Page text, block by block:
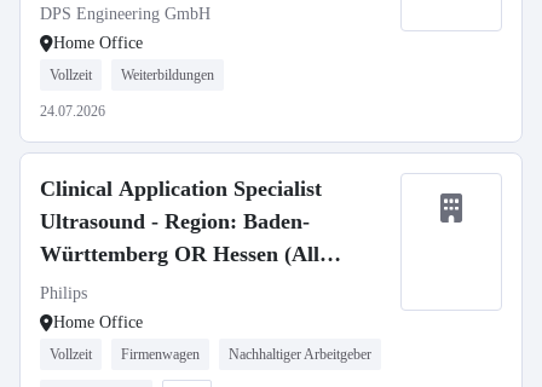
DPS Engineering GmbH
Home Office
Vollzeit Weiterbildungen
24.07.2026
Clinical Application Specialist
Ultrasound - Region: Baden-
Württemberg OR Hessen (All
Genders)
Philips
Home Office
Vollzeit Firmenwagen Nachhaltiger Arbeitgeber